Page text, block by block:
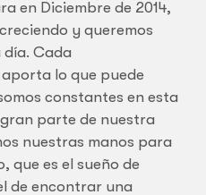
en Diciembre de 2014,
y queremos
día. Cada
lo que puede
constantes en esta
parte de nuestra
nuestras manos para
que es el sueño de
de encontrar una